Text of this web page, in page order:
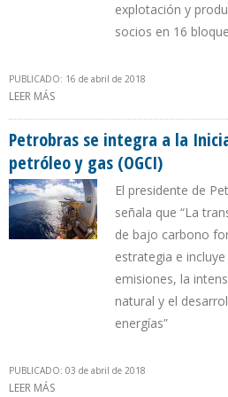
explotación y
socios en 16
PUBLICADO: 16 de abril de 2018
LEER MÁS
DENTRO Y FUERA DE BRASIL
Petrobras se integra a la
petróleo y gas (OGCI)
El presidente de
señala que “La
de bajo carbono
estrategia e
emisiones, la
natural y el
energías”
PUBLICADO: 03 de abril de 2018
LEER MÁS